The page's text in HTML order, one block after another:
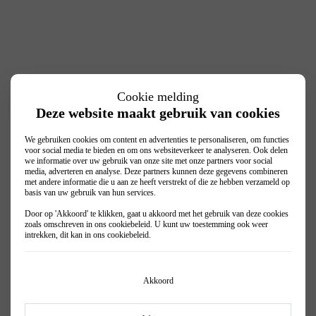
Cookie melding
Deze website maakt gebruik van cookies
We gebruiken cookies om content en advertenties te personaliseren, om functies
voor social media te bieden en om ons websiteverkeer te analyseren. Ook delen
we informatie over uw gebruik van onze site met onze partners voor social
media, adverteren en analyse. Deze partners kunnen deze gegevens combineren
met andere informatie die u aan ze heeft verstrekt of die ze hebben verzameld op
basis van uw gebruik van hun services.
Door op 'Akkoord' te klikken, gaat u akkoord met het gebruik van deze cookies
zoals omschreven in ons cookiebeleid . U kunt uw toestemming ook weer
intrekken, dit kan in ons cookiebeleid
Akkoord